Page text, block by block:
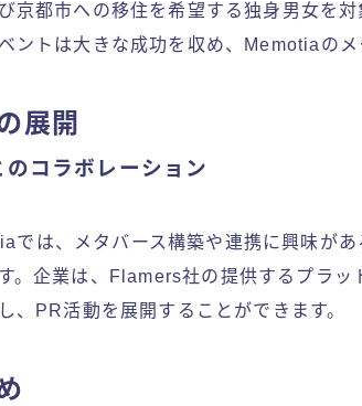
京都市への移住を希望する独身男女を
ントは大きな成功を収め、Memotiaの
展開
のコラボレーション
では、メタバース構築や連携に興味が
。企業は、Flamers社の提供するプラ
、PR活動を展開することができます。